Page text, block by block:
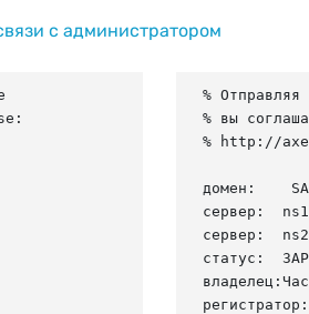
с администратором
%
% вы
% http://
домен:
сервер:
сервер:
статус: